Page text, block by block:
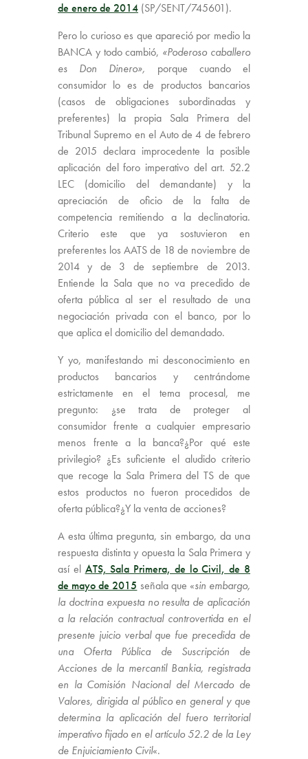
de enero de 2014 (SP/SENT/745601).
Pero lo curioso es que apareció por medio la
BANCA y todo cambió, «Poderoso caballero
es Don Dinero», porque cuando el
consumidor lo es de productos bancarios
(casos de obligaciones subordinadas y
preferentes) la propia Sala Primera del
Tribunal Supremo en el Auto de 4 de febrero
de 2015 declara improcedente la posible
aplicación del foro imperativo del art. 52.2
LEC (domicilio del demandante) y la
apreciación de oficio de la falta de
competencia remitiendo a la declinatoria.
Criterio este que ya sostuvieron en
preferentes los AATS de 18 de noviembre de
2014 y de 3 de septiembre de 2013.
Entiende la Sala que no va precedido de
oferta pública al ser el resultado de una
negociación privada con el banco, por lo
que aplica el domicilio del demandado.
Y yo, manifestando mi desconocimiento en
productos bancarios y centrándome
estrictamente en el tema procesal, me
pregunto: ¿se trata de proteger al
consumidor frente a cualquier empresario
menos frente a la banca?¿Por qué este
privilegio? ¿Es suficiente el aludido criterio
que recoge la Sala Primera del TS de que
estos productos no fueron procedidos de
oferta pública?¿Y la venta de acciones?
A esta última pregunta, sin embargo, da una
respuesta distinta y opuesta la Sala Primera y
así el ATS, Sala Primera, de lo Civil, de 8
de mayo de 2015 señala que «sin embargo,
la doctrina expuesta no resulta de aplicación
a la relación contractual controvertida en el
presente juicio verbal que fue precedida de
una Oferta Pública de Suscripción de
Acciones de la mercantil Bankia, registrada
en la Comisión Nacional del Mercado de
Valores, dirigida al público en general y que
determina la aplicación del fuero territorial
imperativo fijado en el artículo 52.2 de la Ley
de Enjuiciamiento Civil«.